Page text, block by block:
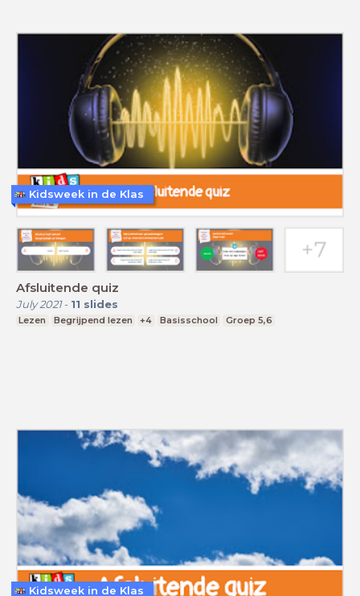
Afsluitende quiz
July 2021- 11 slides
Lezen Begrijpend lezen +4 Basisschool Groep 5,6
Kidsweek in de Klas
Kidsweek in de Klas